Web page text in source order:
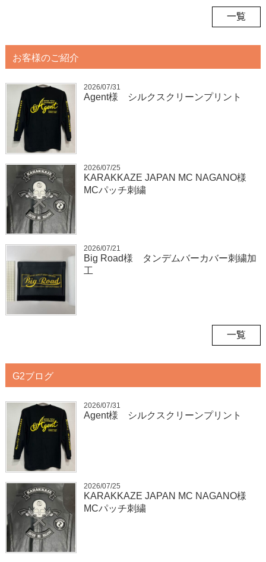
一覧
お客様のご紹介
2026/07/31
Agent様 シルクスクリーンプリント
2026/07/25
KARAKKAZE JAPAN MC NAGANO様
MCパッチ刺繍
2026/07/21
Big Road様 タンデムバーカバー刺繍加
工
一覧
G2ブログ
2026/07/31
Agent様 シルクスクリーンプリント
2026/07/25
KARAKKAZE JAPAN MC NAGANO様
MCパッチ刺繍